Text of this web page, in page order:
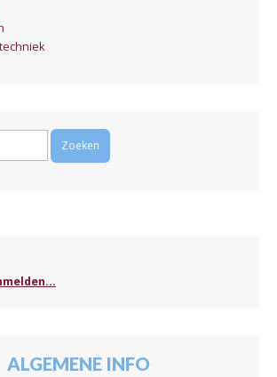
ALGEMENE INFO